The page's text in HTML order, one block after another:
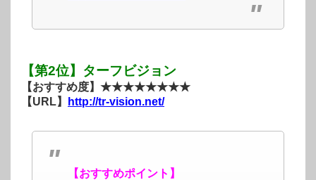
【第2位】ターフビジョン
【おすすめ度】★★★★★★★★
【URL】
http://tr-vision.net/
【おすすめポイント】